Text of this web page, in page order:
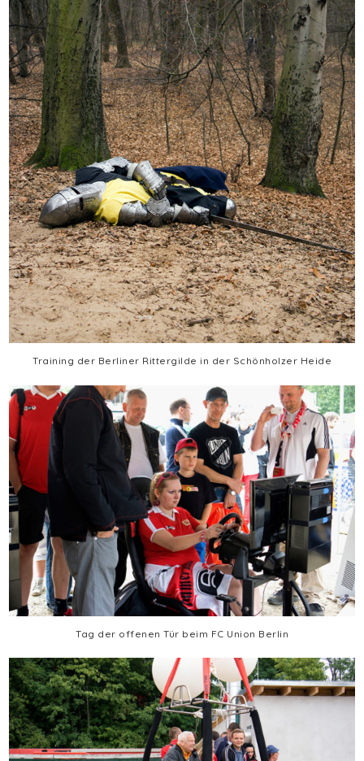
Training der Berliner Rittergilde in der Schönholzer Heide
Tag der offenen Tür beim FC Union Berlin